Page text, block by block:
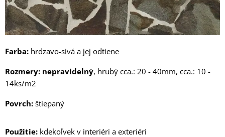
Farba: hrdzavo-sivá a jej odtiene
Rozmery: nepravidelný, hrubý cca.: 20 - 40mm, cca.: 10 -
14ks/m2
Povrch: štiepaný
Použitie: kdekoľvek v interiéri a exteriéri